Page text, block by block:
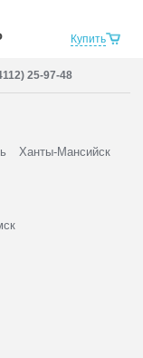
Купить
25-97-48
Ханты-Мансийск